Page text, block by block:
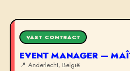
VAST CONTRACT
EVENT MANAGER —
📍 Anderlecht, België